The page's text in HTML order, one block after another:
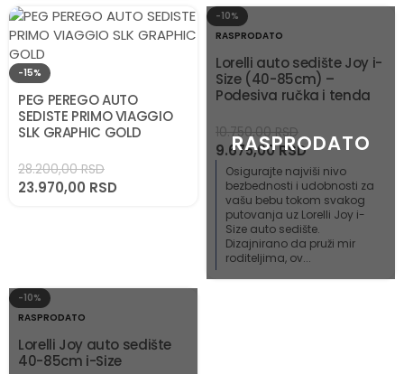
-15%
PEG PEREGO AUTO
SEDISTE PRIMO VIAGGIO
SLK GRAPHIC GOLD
28.200,00RSD
23.970,00 RSD
-10%
RASPRODATO
Lorelli auto sedište Joy i-
Size (40-85cm) –
Podesiva ručka i tenda
10.750,00RSD
9.675,00RSD
Osigurajte najviši nivo
bezbednosti i udobnosti za
vašu bebu tokom svakog
putovanja uz Lorelli Joy i-
Size auto sedište.
Dizajnirano da pruži mir
roditeljima, ov...
-10%
RASPRODATO
Lorelli Joy auto sedište
40-85cm i-Size